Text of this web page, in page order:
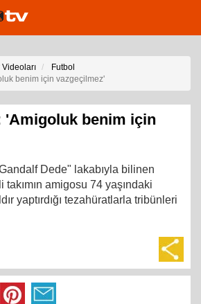
Futbol
benim için vazgeçilmez'
'Amigoluk benim için
Dede" lakabıyla bilinen
amigosu 74 yaşındaki
yaptırdığı tezahüratlarla tribünleri